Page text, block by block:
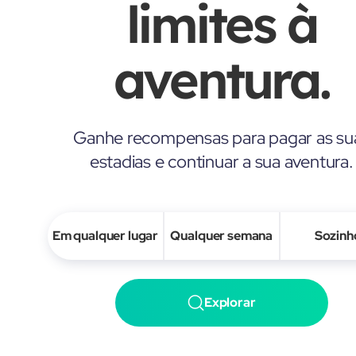
limites à
aventura.
Ganhe recompensas para pagar as
estadias e continuar a sua aventura.
Em qualquer lugar Qualquer semana
Explorar